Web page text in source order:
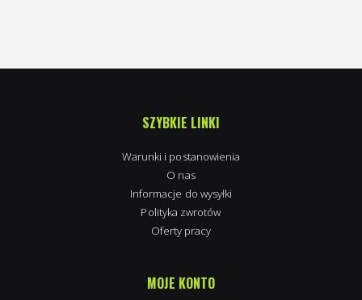
SZYBKIE LINKI
Warunki i postanowienia
O nas
Informacje do wysyłki
Polityka zwrotów
Oferty pracy
MOJE KONTO